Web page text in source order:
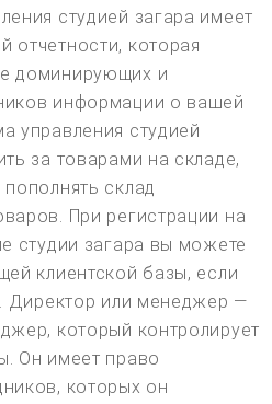
студией загара имеет
отчетности, которая
доминирующих и
информации о вашей
управления студией
за товарами на складе,
склад
При регистрации на
студии загара вы можете
клиентской базы, если
Директор или менеджер —
который контролирует
Он имеет право
которых он